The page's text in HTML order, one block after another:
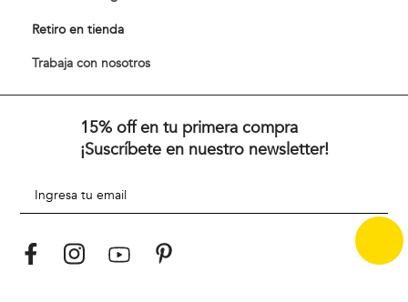
Retiro en tienda
Trabaja con nosotros
15% off en tu primera compra
¡Suscríbete en nuestro newsletter!